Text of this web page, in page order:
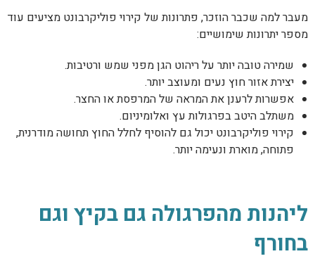
מעבר למה שכבר הוזכר, פתרונות של קירוי פוליקרבונט מציעים עוד
מספר יתרונות שימושיים:
שמירה טובה יותר על ריהוט הגן מפני שמש ורטיבות.
יצירת אזור חוץ נעים ומעוצב יותר.
אפשרות לרענן את המראה של המרפסת או החצר.
משתלב היטב בפרגולות עץ ואלומיניום.
קירוי פוליקרבונט יכול גם להוסיף לחלל החוץ תחושה מודרנית,
פתוחה, מוארת ונעימה יותר.
ליהנות מהפרגולה גם בקיץ וגם
בחורף